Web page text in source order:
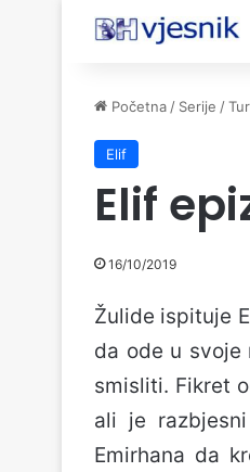
Početna / Serije /
Elif
Elif
16/10/2019
Žulide ispituje
da ode u svoje
smisliti. Fikret
ali je
Emirhana da